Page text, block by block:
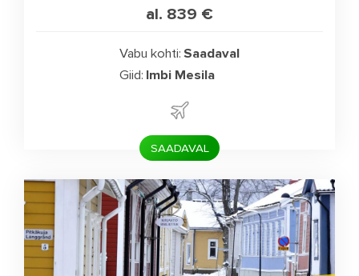
al. 839 €
Vabu kohti: Saadaval
Giid: Imbi Mesila
SAADAVAL